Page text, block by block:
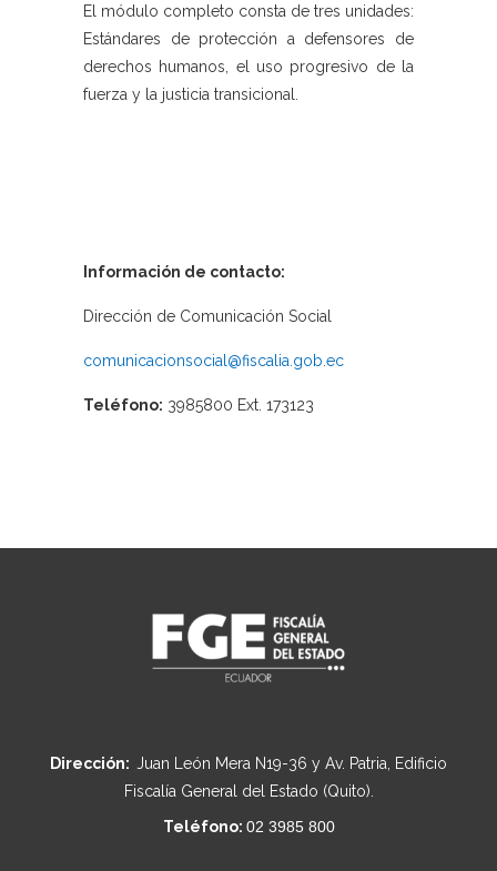
El módulo completo consta de tres unidades:
Estándares de protección a defensores de
derechos humanos, el uso progresivo de la
fuerza y la justicia transicional.
Información de contacto:
Dirección de Comunicación Social
comunicacionsocial@fiscalia.gob.ec
Teléfono: 3985800 Ext. 173123
Dirección: Juan León Mera N19-36 y Av. Patria, Edificio
Fiscalía General del Estado (Quito).
Teléfono: 02 3985 800